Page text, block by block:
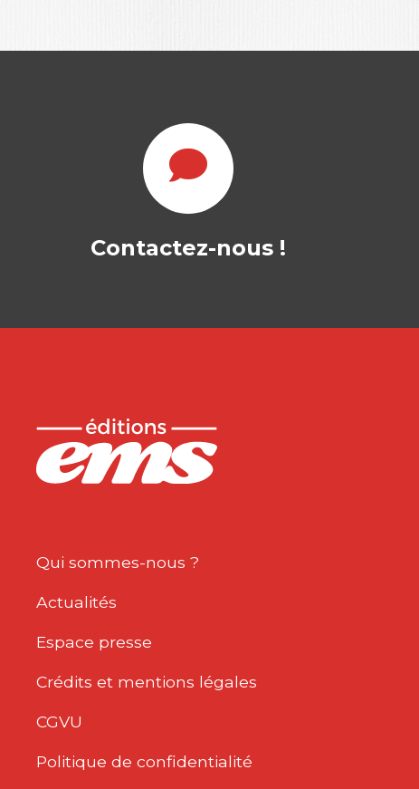
MANAGEMENT ET
TERRITOIRE
JULIEN BATAC|ÉRIC LAMARQUE|
catégorie "Ouvrage de Recherche
Contactez-nous !
Qui sommes-nous ?
Actualités
Espace presse
Crédits et mentions légales
CGVU
Politique de confidentialité